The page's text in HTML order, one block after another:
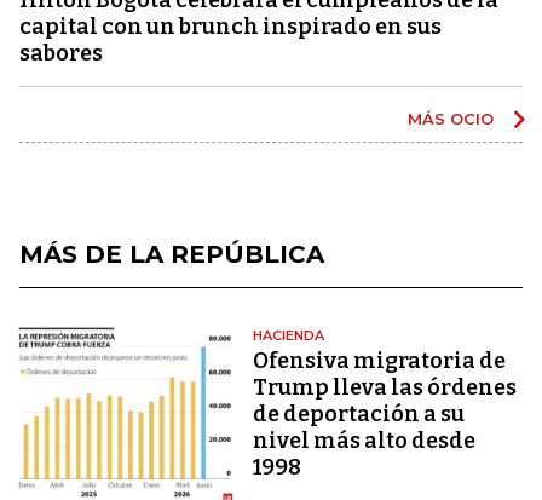
capital con un brunch inspirado en sus
sabores
MÁS OCIO
MÁS DE LA REPÚBLICA
HACIENDA
Ofensiva migratoria de
Trump lleva las órdenes
de deportación a su
nivel más alto desde
1998